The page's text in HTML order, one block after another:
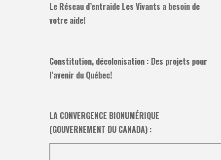
Le Réseau d’entraide Les Vivants a besoin de
votre aide!
Constitution, décolonisation : Des projets pour
l’avenir du Québec!
LA CONVERGENCE BIONUMÉRIQUE
(GOUVERNEMENT DU CANADA) :